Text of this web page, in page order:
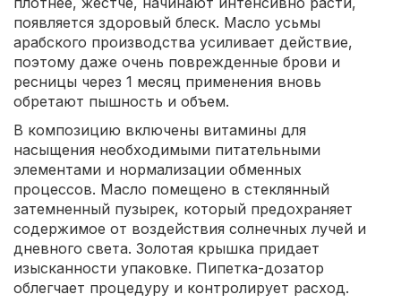
появляется здоровый блеск. Масло усьмы
арабского производства усиливает действие,
поэтому даже очень поврежденные брови и
ресницы через 1 месяц применения вновь
обретают пышность и объем.
В композицию включены витамины для
насыщения необходимыми питательными
элементами и нормализации обменных
процессов. Масло помещено в стеклянный
затемненный пузырек, который предохраняет
содержимое от воздействия солнечных лучей и
дневного света. Золотая крышка придает
изысканности упаковке. Пипетка-дозатор
облегчает процедуру и контролирует расход.